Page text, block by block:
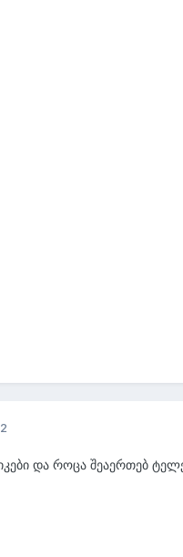
და როცა შეაერთებ